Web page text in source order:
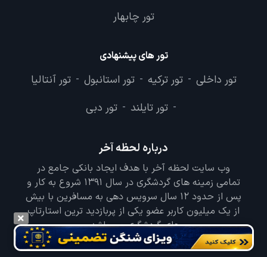
تور چابهار
تور های پیشنهادی
تور داخلی - تور ترکیه - تور استانبول - تور آنتالیا
- تور تایلند - تور دبی
درباره لحظه آخر
وب سایت لحظه آخر با هدف ایجاد بانکی جامع در
تمامی زمینه های گردشگری در سال 1391 شروع به کار و
پس از حدود 12 سال سرویس دهی به مسافرین با بیش
از یک میلیون کاربر عضو یکی از پربازدید ترین استارتاپ
های گردشگری می باشد.